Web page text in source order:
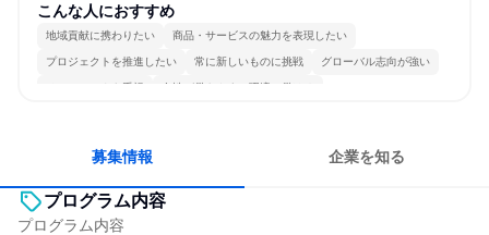
こんな人におすすめ
地域貢献に携わりたい 商品・サービスの魅力を表現したい
プロジェクトを推進したい 常に新しいものに挑戦 グローバル志向が強い
チームワークを重視 女性が働きやすい環境で働ける
募集情報 企業を知る
プログラム内容
プログラム内容